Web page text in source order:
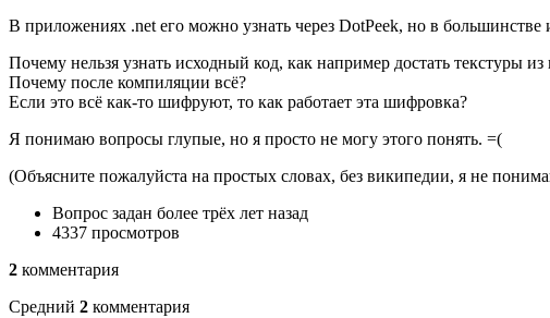
В приложениях .net его можно узнать через DotPeek, но в большинстве
Почему нельзя узнать исходный код, как например достать текстуры из
Почему после компиляции всё?
Если это всё как-то шифруют, то как работает эта шифровка?
Я понимаю вопросы глупые, но я просто не могу этого понять. =(
(Объясните пожалуйста на простых словах, без википедии, я не
Вопрос задан более трёх лет назад
4337 просмотров
2 комментария
Средний 2 комментария